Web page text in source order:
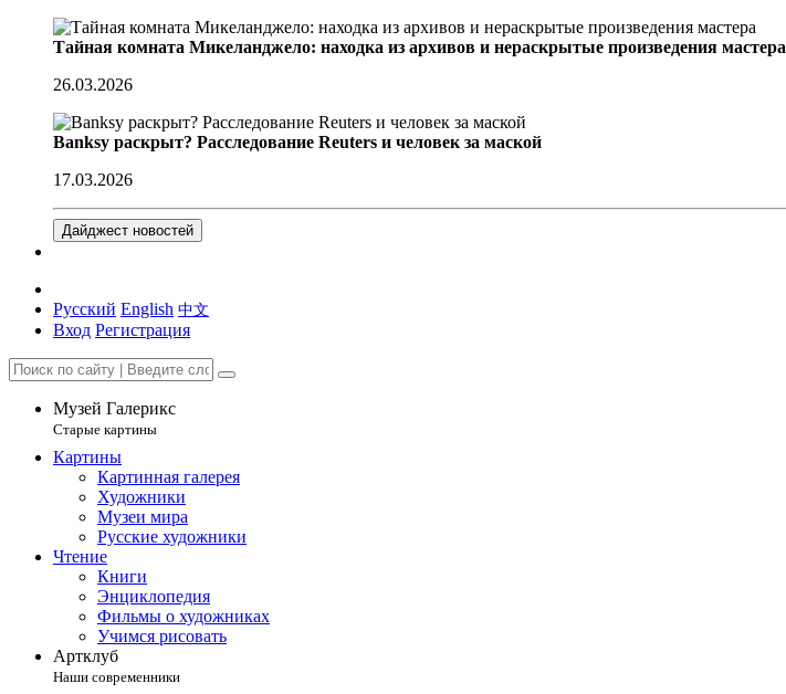
Тайная комната Микеланджело: находка из архивов и нераскрытые произведения мастера
26.03.2026
Banksy раскрыт? Расследование Reuters и человек за маской
17.03.2026
Дайджест новостей
Русский English 中文
Вход Регистрация
Музей Галерикс
Старые картины
Картины
Картинная галерея
Художники
Музеи мира
Русские художники
Чтение
Книги
Энциклопедия
Фильмы о художниках
Учимся рисовать
Артклуб
Наши современники